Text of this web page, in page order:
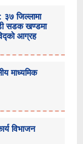
३७ जिल्लामा
सडक खण्डमा
आग्रह
माध्यमिक
विभाजन